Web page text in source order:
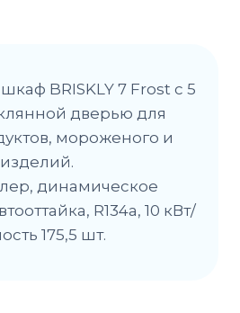
BRISKLY 7 Frost с 5
дверью для
мороженого и
динамическое
R134a, 10 кВт/
175,5 шт.